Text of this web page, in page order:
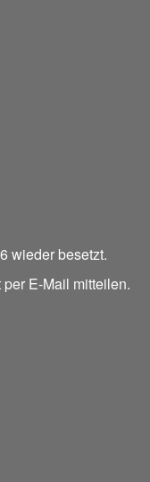
wieder besetzt.
E-Mail mitteilen.